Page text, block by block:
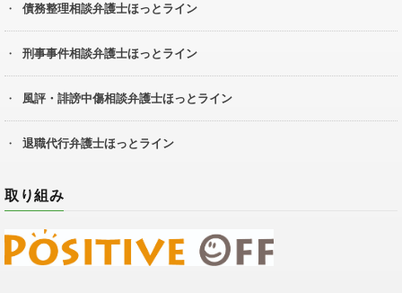
債務整理相談弁護士ほっとライン
刑事事件相談弁護士ほっとライン
風評・誹謗中傷相談弁護士ほっとライン
退職代行弁護士ほっとライン
取り組み